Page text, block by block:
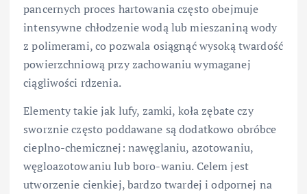
pancernych proces hartowania często obejmuje
intensywne chłodzenie wodą lub mieszaniną wody
z polimerami, co pozwala osiągnąć wysoką twardość
powierzchniową przy zachowaniu wymaganej
ciągliwości rdzenia.
Elementy takie jak lufy, zamki, koła zębate czy
sworznie często poddawane są dodatkowo obróbce
cieplno-chemicznej: nawęglaniu, azotowaniu,
węgloazotowaniu lub boro-waniu. Celem jest
utworzenie cienkiej, bardzo twardej i odpornej na